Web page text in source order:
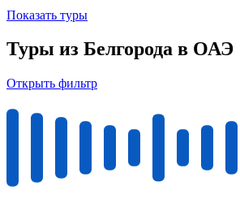
Показать туры
Туры из Белгорода в ОАЭ
Открыть фильтр